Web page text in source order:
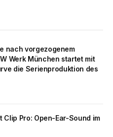
nach vorgezogenem
Werk München startet mit
die Serienproduktion des
Clip Pro: Open-Ear-Sound im